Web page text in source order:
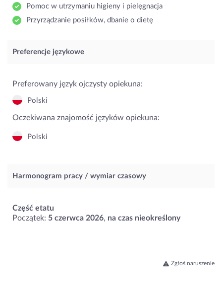
Pomoc w utrzymaniu higieny i pielęgnacja
Przyrządzanie posiłków, dbanie o dietę
Preferencje językowe
Preferowany język ojczysty opiekuna:
Polski
Oczekiwana znajomość języków opiekuna:
Polski
Harmonogram pracy / wymiar czasowy
Część etatu
Początek: 5 czerwca 2026, na czas nieokreślony
Zgłoś naruszenie